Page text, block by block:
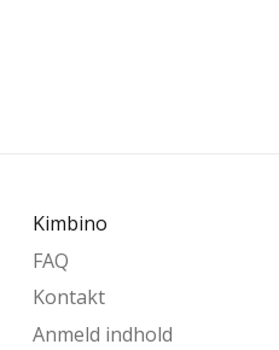
Kimbino
FAQ
Kontakt
Anmeld indhold